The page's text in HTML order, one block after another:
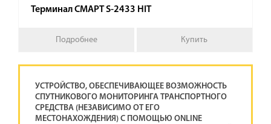
Терминал СМАРТ S-2433 HIT
Подробнее Купить
УСТРОЙСТВО, ОБЕСПЕЧИВАЮЩЕЕ ВОЗМОЖНОСТЬ
СПУТНИКОВОГО МОНИТОРИНГА ТРАНСПОРТНОГО
СРЕДСТВА (НЕЗАВИСИМО ОТ ЕГО
МЕСТОНАХОЖДЕНИЯ) С ПОМОЩЬЮ ONLINE